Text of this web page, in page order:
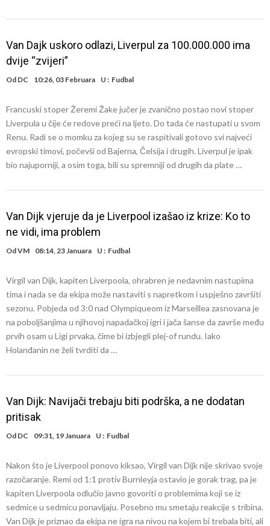
Van Dajk uskoro odlazi, Liverpul za 100.000.000 ima
dvije “zvijeri”
Od DC 10:26, 03 Februara U : Fudbal
Francuski stoper Žeremi Žake jučer je zvanično postao novi stoper
Liverpula u čije će redove preći na ljeto. Do tada će nastupati u svom
Renu. Radi se o momku za kojeg su se raspitivali gotovo svi najveći
evropski timovi, počevši od Bajerna, Čelsija i drugih. Liverpul je ipak
bio najuporniji, a osim toga, bili su spremniji od drugih da plate …
Van Dijk vjeruje da je Liverpool izašao iz krize: Ko to
ne vidi, ima problem
OdVM 08:14, 23 Januara U : Fudbal
Virgil van Dijk, kapiten Liverpoola, ohrabren je nedavnim nastupima
tima i nada se da ekipa može nastaviti s napretkom i uspješno završiti
sezonu. Pobjeda od 3:0 nad Olympiqueom iz Marseillea zasnovana je
na poboljšanjima u njihovoj napadačkoj igri i jača šanse da završe među
prvih osam u Ligi prvaka, čime bi izbjegli plej-of rundu. Iako
Holanđanin ne želi tvrditi da …
Van Dijk: Navijači trebaju biti podrška, a ne dodatan
pritisak
Od DC 09:31, 19 Januara U : Fudbal
Nakon što je Liverpool ponovo kiksao, Virgil van Dijk nije skrivao svoje
razočaranje. Remi od 1:1 protiv Burnleyja ostavio je gorak trag, pa je
kapiten Liverpoola odlučio javno govoriti o problemima koji se iz
sedmice u sedmicu ponavljaju. Posebno mu smetaju reakcije s tribina.
Van Dijk je priznao da ekipa ne igra na nivou na kojem bi trebala biti, ali